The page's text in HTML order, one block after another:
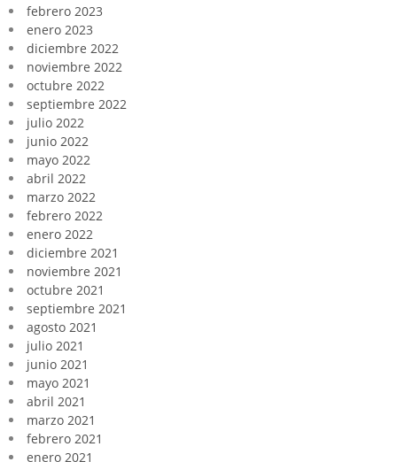
febrero 2023
enero 2023
diciembre 2022
noviembre 2022
octubre 2022
septiembre 2022
julio 2022
junio 2022
mayo 2022
abril 2022
marzo 2022
febrero 2022
enero 2022
diciembre 2021
noviembre 2021
octubre 2021
septiembre 2021
agosto 2021
julio 2021
junio 2021
mayo 2021
abril 2021
marzo 2021
febrero 2021
enero 2021